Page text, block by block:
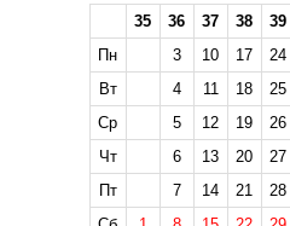
35 36 37 38
39
Пн
3 10 17
24
Вт
4 11 18
25
Ср
5 12 19
26
Чт
6 13 20
27
Пт
7 14 21
28